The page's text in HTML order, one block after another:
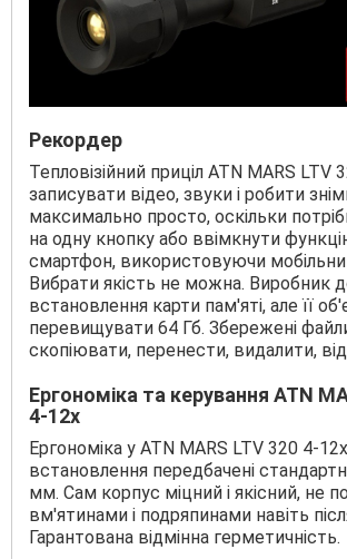
Рекордер
Тепловізійний приціл ATN MARS
записувати відео, звуки і робити
максимально просто, оскільки
на одну кнопку або ввімкнути
смартфон, використовуючи
Вибрати якість не можна. Виробник
встановлення карти пам'яті, але її
перевищувати 64 Гб. Збережені
скопіювати, перенести, видалити,
Ергономіка та керування ATN
4-12x
Ергономіка у ATN MARS LTV 320 4-
встановлення передбачені
мм. Сам корпус міцний і якісний, не
вм'ятинами і подряпинами навіть
Гарантована відмінна герметичність.